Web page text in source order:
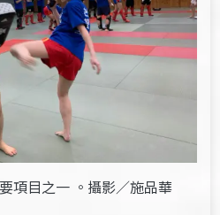
項目之一 。攝影／施品華